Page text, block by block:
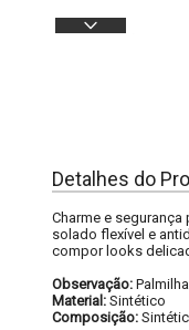
Detalhes do
Charme e
solado flexível e
compor looks
Observação:
Material: Sintético
Composição: